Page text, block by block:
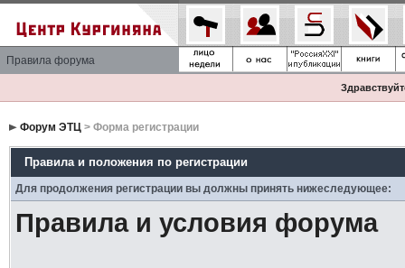
Правила форума
Форум ЭТЦ> Форма регистрации
Правила и положения по регистрации
Для продолжения регистрации вы должны принять нижеследующее:
Правила и условия форума